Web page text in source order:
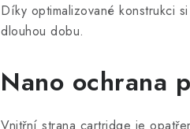
Díky optimalizované konstrukci
dlouhou dobu.
Nano ochrana